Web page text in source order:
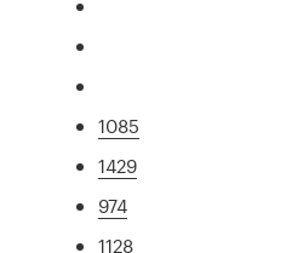
1085
1429
974
1128